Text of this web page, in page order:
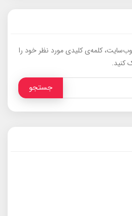
کلمه‌ی کلیدی مورد نظر خود را
کنید.
جستجو